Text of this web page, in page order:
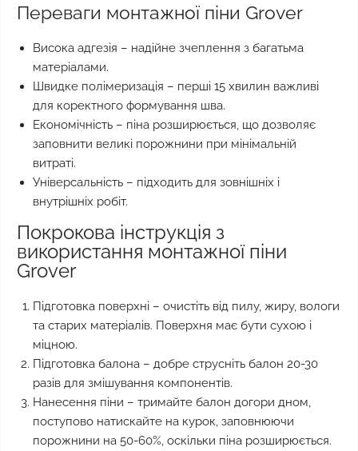
Переваги монтажної піни Grover
Висока адгезія – надійне зчеплення з багатьма
матеріалами.
Швидке полімеризація – перші 15 хвилин важливі
для коректного формування шва.
Економічність – піна розширюється, що дозволяє
заповнити великі порожнини при мінімальній
витраті.
Універсальність – підходить для зовнішніх і
внутрішніх робіт.
Покрокова інструкція з
використання монтажної піни
Grover
Підготовка поверхні – очистіть від пилу, жиру, вологи
та старих матеріалів. Поверхня має бути сухою і
міцною.
Підготовка балона – добре струсніть балон 20-30
разів для змішування компонентів.
Нанесення піни – тримайте балон догори дном,
поступово натискайте на курок, заповнюючи
порожнини на 50-60%, оскільки піна розширюється.